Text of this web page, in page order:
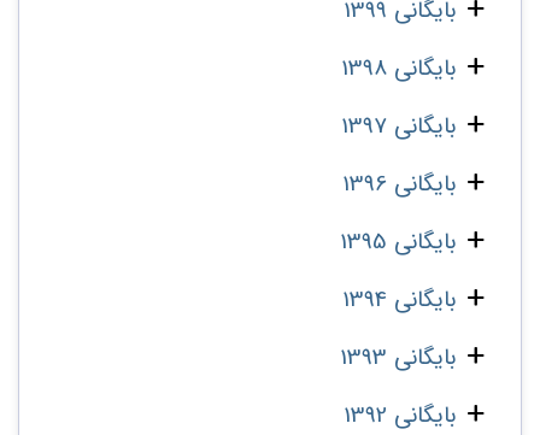
بایگانی 1399
بایگانی 1398
بایگانی 1397
بایگانی 1396
بایگانی 1395
بایگانی 1394
بایگانی 1393
بایگانی 1392